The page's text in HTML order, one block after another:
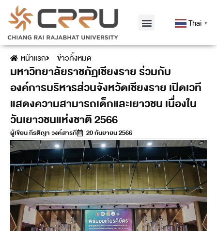
Thai ▼
หน้าแรก ข่าวทั้งหมด
มหาวิทยาลัยราชภัฏเชียงราย ร่วมกับ
องค์การบริหารส่วนจังหวัดเชียงราย เปิดเวที
แสดงความสามารถเด็กและเยาวชน เนื่องใน
วันเยาวชนแห่งชาติ 2566
ผู้เขียนกีรติญา วงค์สารภี 20 กันยายน 2566